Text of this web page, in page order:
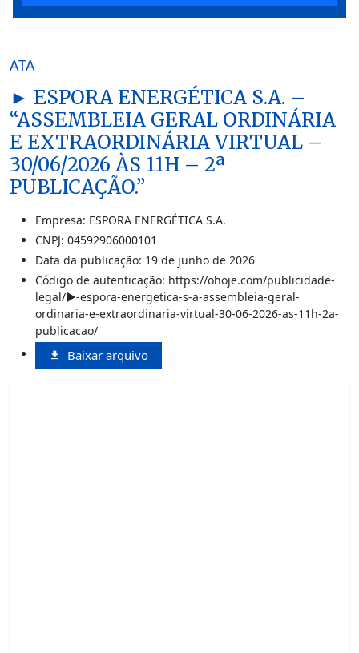
ATA
► ESPORA ENERGÉTICA S.A. –
“ASSEMBLEIA GERAL ORDINÁRIA
E EXTRAORDINÁRIA VIRTUAL –
30/06/2026 ÀS 11H – 2ª
PUBLICAÇÃO.”
Empresa: ESPORA ENERGÉTICA S.A.
CNPJ: 04592906000101
Data da publicação: 19 de junho de 2026
Código de autenticação: https://ohoje.com/publicidade-
legal/►-espora-energetica-s-a-assembleia-geral-
ordinaria-e-extraordinaria-virtual-30-06-2026-as-11h-2a-
publicacao/
Baixar arquivo